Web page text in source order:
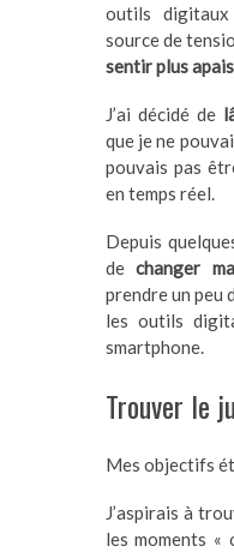
outils
source de
sentir plus
J’ai décidé de
que je ne
pouvais pas
en temps réel.
Depuis
dechanger
prendre un peu
les outils
smartphone.
Trouver le
Mes objectifs
J’aspirais à
les moments «